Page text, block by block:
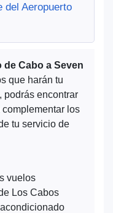
del Aeropuerto
Cabo a Seven
que harán tu
podrás encontrar
los
tu servicio de
vuelos
Los Cabos